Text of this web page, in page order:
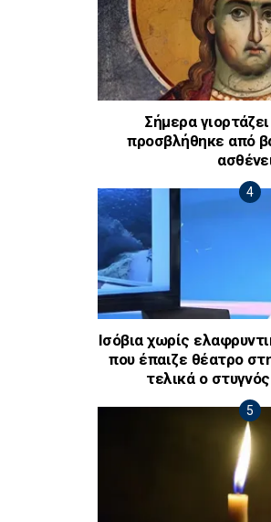
Σήμερα
προσβλήθηκε από
Ισόβια χωρίς
που έπαιζε θέατρο
τελικά ο